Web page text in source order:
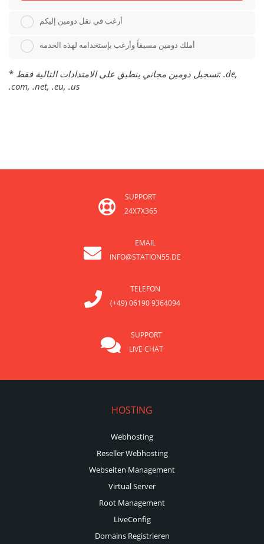
أرغب في نقل دومين إليكم
أملك دومين مسبقاً وأرغب بإستخدامه لهذه الخدمة
* تسجيل دومين مجاني ينطبق على الامتدادات التالية فقط: .de,
.com, .net, .eu, .us
SUPPORT
24X7X365
EMAIL
INFO@STATION55.DE
TELEFON
(+49) 06190 9364094
SUPPORT
LIVE CHAT
HOSTING
Webhosting
Reseller Webhosting
Webseiten Management
Virtual Server
Root Management
LiveConfig
Domains Registrieren